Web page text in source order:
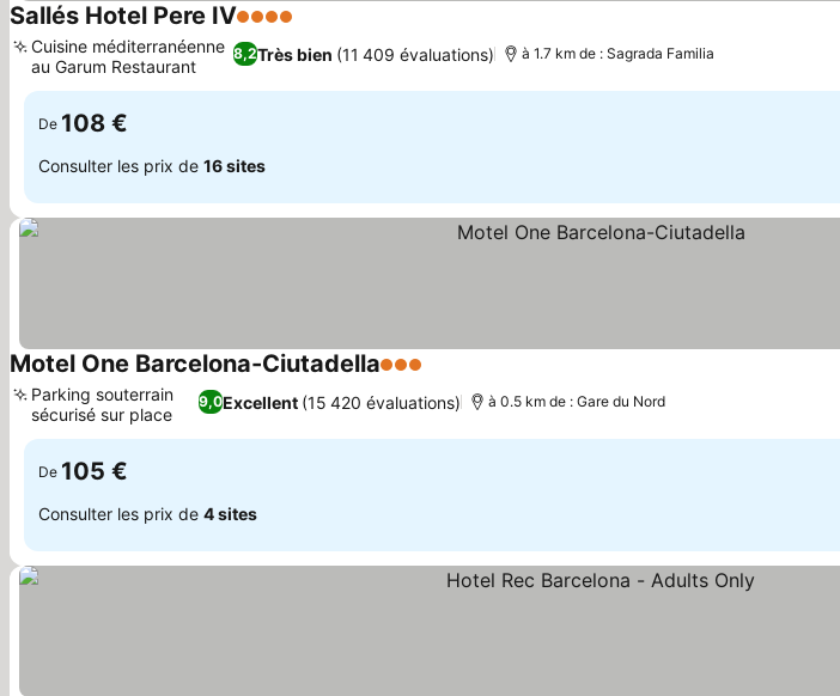
Sallés Hotel Pere IV4 Étoiles
8,2Très bien (11 409 évaluations)
Cuisine méditerranéenne
au Garum Restaurant
à 1.7 km de : Sagrada Familia
De 108 €
Consulter les prix de 16 sites
Motel One Barcelona-Ciutadella3 Étoiles
9,0Excellent (15 420 évaluations)
Parking souterrain
sécurisé sur place
à 0.5 km de : Gare du Nord
De 105 €
Consulter les prix de 4 sites